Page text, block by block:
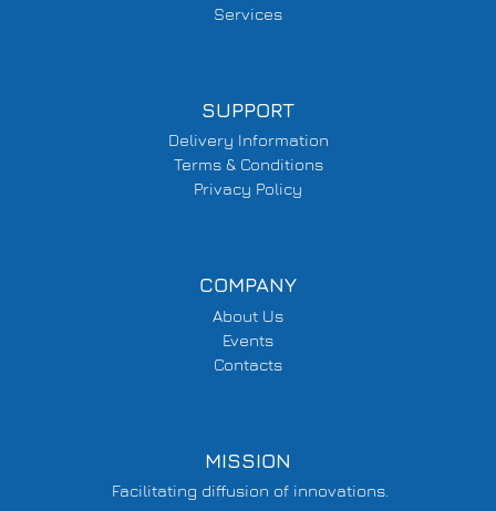
Services
SUPPORT
Delivery Information
Terms & Conditions
Privacy Policy
COMPANY
About Us
Events
Contacts
MISSION
Facilitating diffusion of innovations.